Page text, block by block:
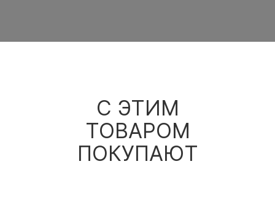
С ЭТИМ
ТОВАРОМ
ПОКУПАЮТ